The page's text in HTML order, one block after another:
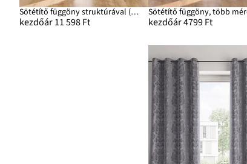
Sötétítő függöny struktúrával (2 db-os csomag)
kezdőár 11 598 Ft kezdőár 4799 Ft